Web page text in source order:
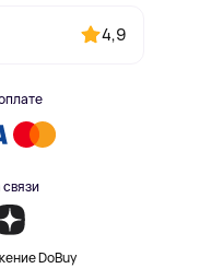
4,9
DoBuy